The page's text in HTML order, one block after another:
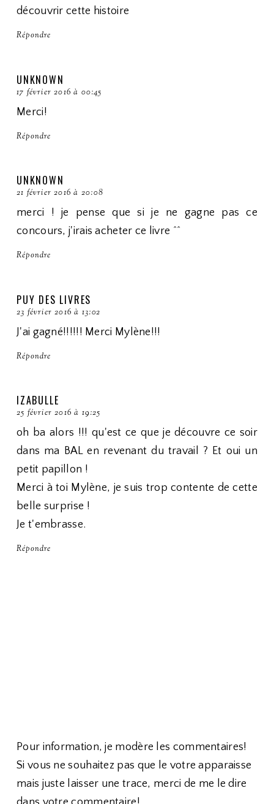
découvrir cette histoire
Répondre
UNKNOWN
17 février 2016 à 00:45
Merci!
Répondre
UNKNOWN
21 février 2016 à 20:08
merci ! je pense que si je ne gagne pas ce
concours, j'irais acheter ce livre ^^
Répondre
PUY DES LIVRES
23 février 2016 à 13:02
J'ai gagné!!!!!! Merci Mylène!!!
Répondre
IZABULLE
25 février 2016 à 19:25
oh ba alors !!! qu'est ce que je découvre ce soir
dans ma BAL en revenant du travail ? Et oui un
petit papillon !
Merci à toi Mylène, je suis trop contente de cette
belle surprise !
Je t'embrasse.
Répondre
Pour information, je modère les commentaires!
Si vous ne souhaitez pas que le votre apparaisse
mais juste laisser une trace, merci de me le dire